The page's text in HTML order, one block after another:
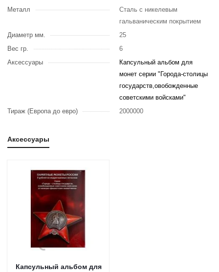
Металл
Сталь с никелевым
гальваническим покрытием
Диаметр мм.
25
Вес гр.
6
Аксессуары
Капсульный альбом для
монет серии "Города-столицы
государств,овобожденные
советскими войсками"
Тираж (Европа до евро)
2000000
Аксессуары
Капсульный альбом для